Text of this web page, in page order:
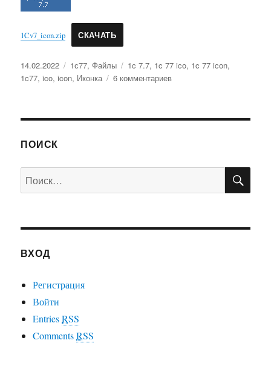
1Cv7_icon.zip СКАЧАТЬ
Опубликовано
14.02.2022 Рубрики
1с77,Файлы Метки
1c 7.7, 1c 77 ico, 1c 77 icon,
1c77,ico,icon, Иконка 6 комментариевк
1C
ПОИСК
Искать:
ВХОД
Регистрация
Войти
EntriesRSS
CommentsRSS